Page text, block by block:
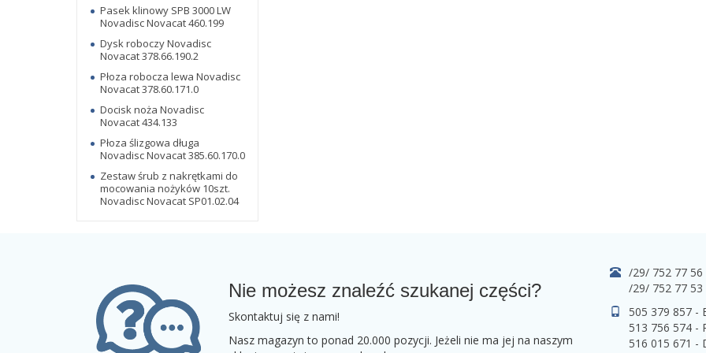
Pasek klinowy SPB 3000 LW
Novadisc Novacat 460.199
Dysk roboczy Novadisc
Novacat 378.66.190.2
Płoza robocza lewa Novadisc
Novacat 378.60.171.0
Docisk noża Novadisc
Novacat 434.133
Płoza ślizgowa długa
Novadisc Novacat 385.60.170.0
Zestaw śrub z nakrętkami do
mocowania nożyków 10szt.
Novadisc Novacat SP01.02.04
Nie możesz znaleźć szukanej części?
Skontaktuj się z nami!
Nasz magazyn to ponad 20.000 pozycji. Jeżeli nie ma jej na naszym
/29/ 752 77 56
/29/ 752 77 53
505 379 857 -
513 756 574 -
516 015 671 -